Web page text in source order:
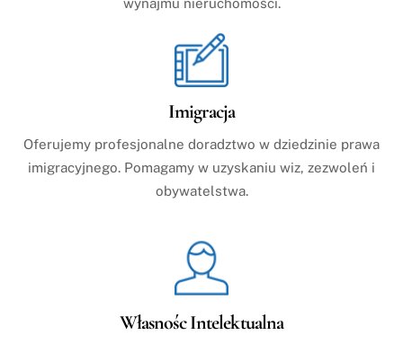
Imigracja
Oferujemy profesjonalne doradztwo w dziedzinie prawa
imigracyjnego. Pomagamy w uzyskaniu wiz, zezwoleń i
obywatelstwa.
Własnośc Intelektualna